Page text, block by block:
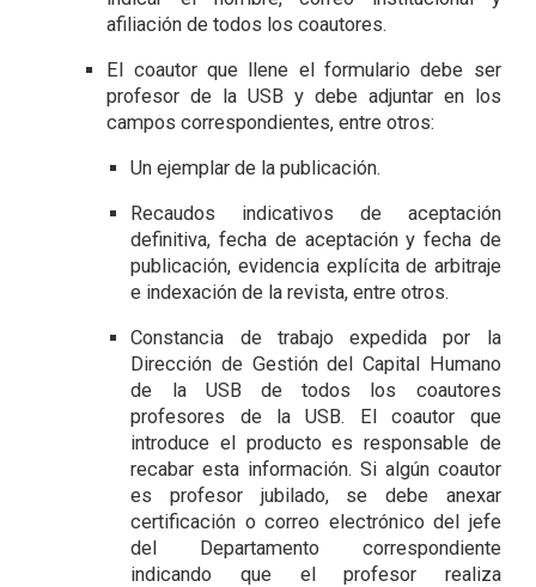
afiliación de todos los coautores.
El coautor que llene el formulario debe ser
profesor de la USB y debe adjuntar en los
campos correspondientes, entre otros:
Un ejemplar de la publicación.
Recaudos indicativos de aceptación
definitiva, fecha de aceptación y fecha de
publicación, evidencia explícita de arbitraje
e indexación de la revista, entre otros.
Constancia de trabajo expedida por la
Dirección de Gestión del Capital Humano
de la USB de todos los coautores
profesores de la USB. El coautor que
introduce el producto es responsable de
recabar esta información. Si algún coautor
es profesor jubilado, se debe anexar
certificación o correo electrónico del jefe
del Departamento correspondiente
indicando que el profesor realiza